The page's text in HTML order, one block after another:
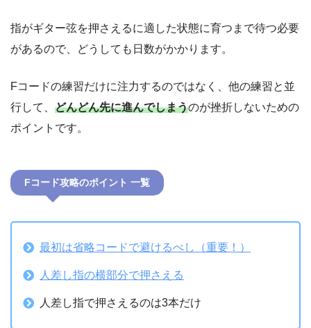
指がギター弦を押さえるに適した状態に育つまで待つ必要
があるので、どうしても日数がかかります。
Fコードの練習だけに注力するのではなく、他の練習と並
行して、 どんどん先に進んでしまうのが挫折しないための
ポイントです。
Fコード攻略のポイント 一覧
最初は省略コードで避けるべし（重要！）
人差し指の横部分で押さえる
人差し指で押さえるのは3本だけ